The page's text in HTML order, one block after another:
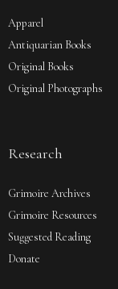
Apparel
Antiquarian Books
Original Books
Original Photographs
Research
Grimoire Archives
Grimoire Resources
Suggested Reading
Donate